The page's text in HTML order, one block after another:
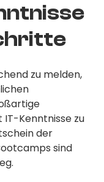
zu melden,
Kenntnisse zu
der
sind